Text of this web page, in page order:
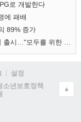
로 개발한다
에 패배
89% 증가
컴투스-에이버튼 신작 '제우스' 8월 26일 출시…"모두를 위한 경쟁"
설정
소년보호정책
▲